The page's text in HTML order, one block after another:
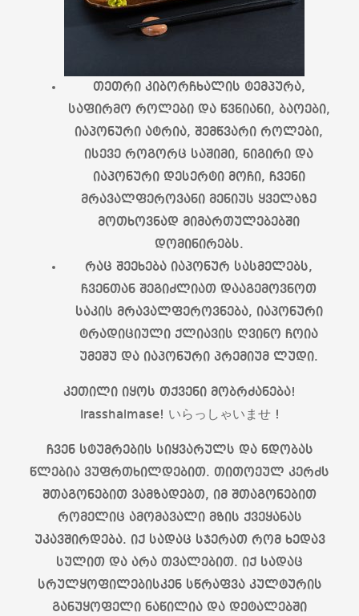
თეთრი კიბორჩხალის ტემპურა,
საფირმო როლები და წვნიანი, ბაოები,
იაპონური ატრია, შემწვარი როლები,
ისევე როგორც საშიმი, ნიგირი და
იაპონური დესერტი მოჩი, ჩვენი
მრავალფეროვანი მენიუს ყველაზე
მოთხოვნად მიმართულებებში
დომინირებს.
რაც შეეხება იაპონურ სასმელებს,
ჩვენთან შეგიძლიათ დააგემოვნოთ
საკის მრავალფეროვნება, იაპონური
ტრადიციული ქლიავის ღვინო ჩოია
უმეშუ და იაპონური პრემიუმ ლუდი.
კეთილი იყოს თქვენი მობრძანება!
Irasshaimase! いらっしゃいませ !
ჩვენ სტუმრების სიყვარულს და ნდობას
წლებია ვუფრთხილდებით. თითოეულ კერძს
შთაგონებით ვამზადებთ, იმ შთაგონებით
რომელიც ამომავალი მზის ქვეყანას
უკავშირდება. იქ სადაც სჯერათ რომ ხედავ
სულით და არა თვალებით. იქ სადაც
სრულყოფილებისკენ სწრაფვა კულტურის
განუყოფელი ნაწილია და დეტალებში